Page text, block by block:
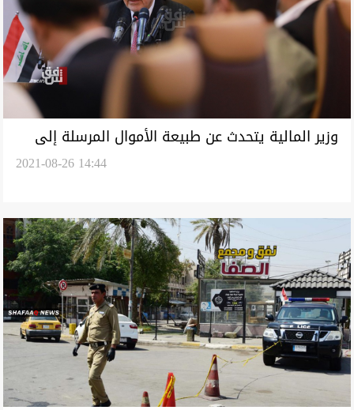
وزير المالية يتحدث عن طبيعة الأموال المرسلة إلى
2021-08-26 14:44